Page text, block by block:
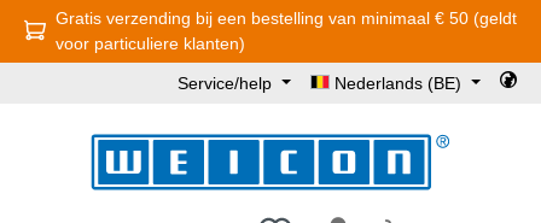
Ga naar de hoofdinhoud
Gratis verzending bij een bestelling van minimaal € 50 (geldt
voor particuliere klanten)
Service/help Nederlands (BE)